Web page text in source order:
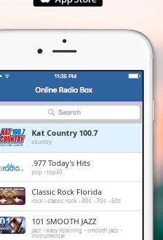
Kat Country 100.7
country
.977 Today's Hits
pop top40
Classic Rock Florida
rock classic rock 80s 70s 60s
101 SMOOTH JAZZ
jazz easy listening smooth jazz
instrumental